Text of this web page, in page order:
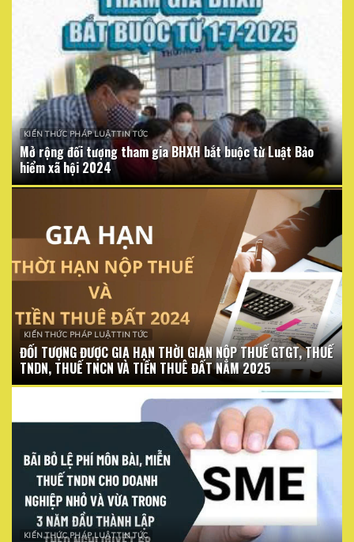
KIẾN THỨC PHÁP LUẬT TIN TỨC
Mở rộng đối tượng tham gia BHXH bắt buộc từ Luật Bảo
hiểm xã hội 2024
KIẾN THỨC PHÁP LUẬT TIN TỨC
ĐỐI TƯỢNG ĐƯỢC GIA HẠN THỜI GIAN NỘP THUẾ GTGT, THUẾ
TNDN, THUẾ TNCN VÀ TIỀN THUÊ ĐẤT NĂM 2025
KIẾN THỨC PHÁP LUẬT TIN TỨC